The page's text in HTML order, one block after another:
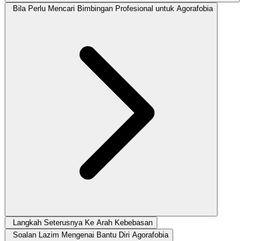
Bila Perlu Mencari Bimbingan Profesional untuk Agorafobia
Langkah Seterusnya Ke Arah Kebebasan
Soalan Lazim Mengenai Bantu Diri Agorafobia